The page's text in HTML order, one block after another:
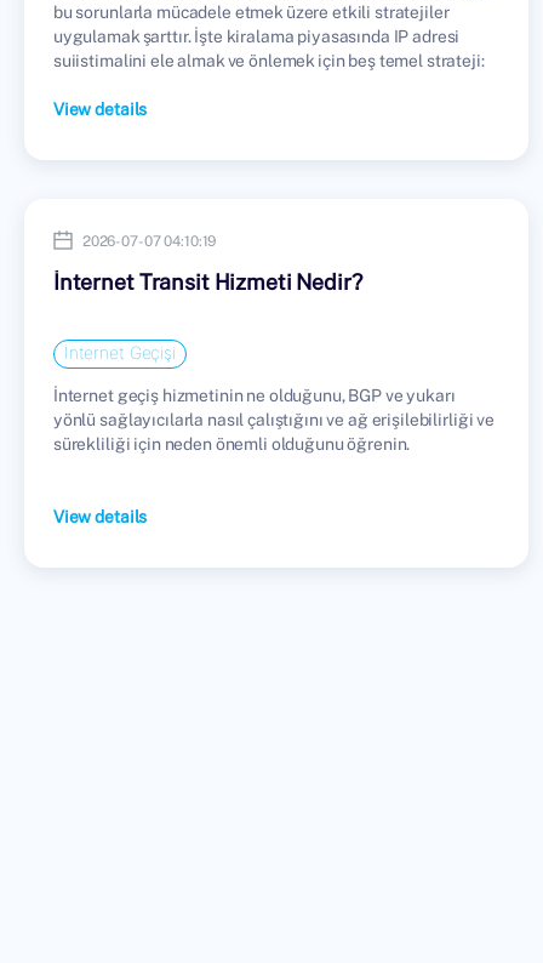
bu sorunlarla mücadele etmek üzere etkili stratejiler
uygulamak şarttır. İşte kiralama piyasasında IP adresi
suiistimalini ele almak ve önlemek için beş temel strateji:
View details
2026-07-07 04:10:19
İnternet Transit Hizmeti Nedir?
İnternet Geçişi
İnternet geçiş hizmetinin ne olduğunu, BGP ve yukarı
yönlü sağlayıcılarla nasıl çalıştığını ve ağ erişilebilirliği ve
sürekliliği için neden önemli olduğunu öğrenin.
View details